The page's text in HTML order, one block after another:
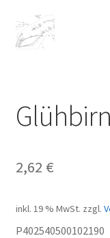
2,62 €
inkl. 19 % MwSt. zzgl.
P402540500102190